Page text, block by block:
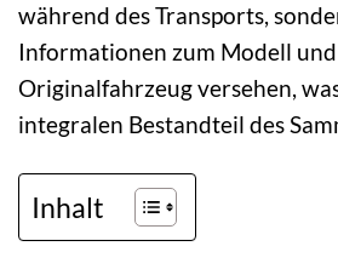
während des Transports,
Informationen zum Modell
Originalfahrzeug versehen,
integralen Bestandteil des
Inhalt